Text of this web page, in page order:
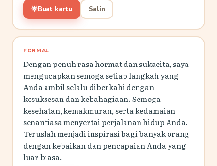
🌟Buat kartu Salin
FORMAL
Dengan penuh rasa hormat dan sukacita, saya
mengucapkan semoga setiap langkah yang
Anda ambil selalu diberkahi dengan
kesuksesan dan kebahagiaan. Semoga
kesehatan, kemakmuran, serta kedamaian
senantiasa menyertai perjalanan hidup Anda.
Teruslah menjadi inspirasi bagi banyak orang
dengan kebaikan dan pencapaian Anda yang
luar biasa.